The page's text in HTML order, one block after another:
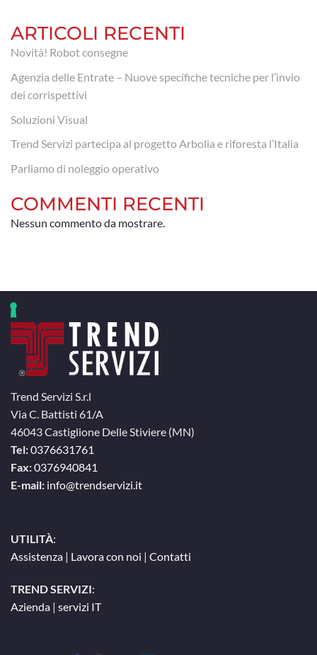
ARTICOLI RECENTI
Novità! Robot consegne
Agenzia delle Entrate – Nuove specifiche tecniche per l’invio
dei corrispettivi
Soluzioni Visual
Trend Servizi partecipa al progetto Arbolia e riforesta l’Italia
Parliamo di noleggio operativo
COMMENTI RECENTI
Nessun commento da mostrare.
Trend Servizi S.r.l
Via C. Battisti 61/A
46043 Castiglione Delle Stiviere (MN)
Tel:0376631761
Fax:0376940841
E-mail: info@trendservizi.it
UTILITÀ:
Assistenza | Lavora con noi | Contatti
TREND SERVIZI:
Azienda | servizi IT